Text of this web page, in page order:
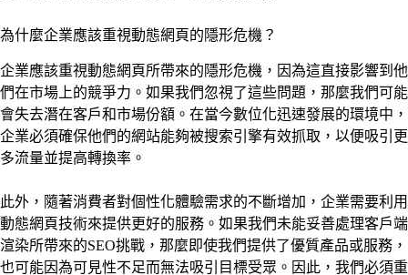
為什麼企業應該重視動態網頁的隱形危機？
企業應該重視動態網頁所帶來的隱形危機，因為這直接影響到他
們在市場上的競爭力。如果我們忽視了這些問題，那麼我們可能
會失去潛在客戶和市場份額。在當今數位化迅速發展的環境中，
企業必須確保他們的網站能夠被搜索引擎有效抓取，以便吸引更
多流量並提高轉換率。
此外，隨著消費者對個性化體驗需求的不斷增加，企業需要利用
動態網頁技術來提供更好的服務。如果我們未能妥善處理客戶端
渲染所帶來的SEO挑戰，那麼即使我們提供了優質產品或服務，
也可能因為可見性不足而無法吸引目標受眾。因此，我們必須重